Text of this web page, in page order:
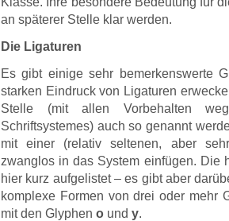
an späterer Stelle klar werden.
Die Ligaturen
Es gibt einige sehr bemerkenswerte
starken Eindruck von Ligaturen
Stelle (mit allen Vorbehalten
Schriftsystemes) auch so genannt
mit einer (relativ seltenen, aber
zwanglos in das System einfügen. Die
hier kurz aufgelistet – es gibt aber
komplexe Formen von drei oder mehr
mit den Glyphen o und y.